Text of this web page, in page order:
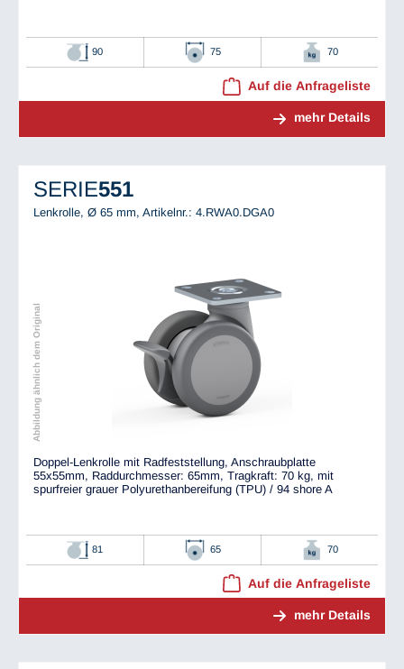
90 75 70
Auf die Anfrageliste
mehr Details
SERIE551
Lenkrolle, Ø 65 mm, Artikelnr.: 4.RWA0.DGA0
Abbildung ähnlich dem Original
Doppel-Lenkrolle mit Radfeststellung, Anschraubplatte
55x55mm, Raddurchmesser: 65mm, Tragkraft: 70 kg, mit
spurfreier grauer Polyurethanbereifung (TPU) / 94 shore A
81 65 70
Auf die Anfrageliste
mehr Details